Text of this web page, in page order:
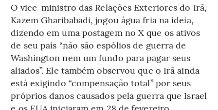
O vice-ministro das Relações Exteriores do Irã,
Kazem Gharibabadi, jogou água fria na ideia,
dizendo em uma postagem no X que os ativos
de seu país “não são espólios de guerra de
Washington nem um fundo para pagar seus
aliados”. Ele também observou que o Irã ainda
está exigindo “compensação total” por seus
próprios danos causados pela guerra que Israel